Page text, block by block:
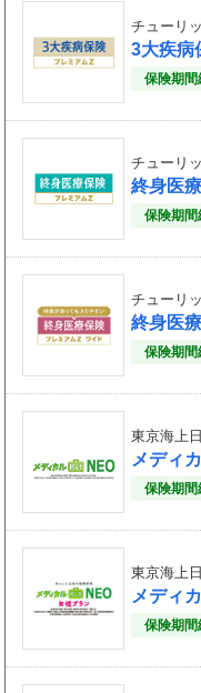
チューリ
3大疾病
保険期間
チューリ
終身医
保険期間
チューリ
終身医
保険期間
東京海上
メディ
保険期間
東京海上
メディ
保険期間